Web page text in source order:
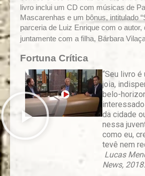
livro inclui um CD com músicas de
Mascarenhas e um bônus, intitulado
parceria de Luiz Enrique com o autor,
juntamente com a filha, Bárbara
Fortuna Crítica
“Seu livro é
joia,
belo-
da cidade
nessa
como eu,
tevê nem
Lucas
News, 2018.